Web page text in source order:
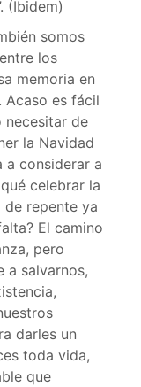
(Ibidem)
somos
los
memoria en
Acaso es fácil
necesitar de
la Navidad
a considerar a
celebrar la
de repente ya
El camino
pero
a salvarnos,
darles un
toda vida,
que